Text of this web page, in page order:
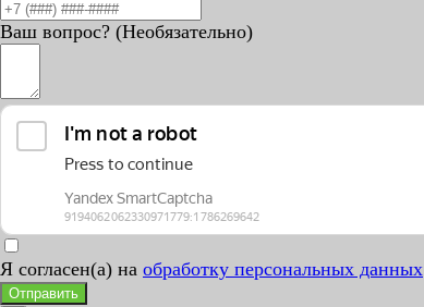
Ваш вопрос? (Необязательно)
Я согласен(а) на обработку персональных данных
Отправить